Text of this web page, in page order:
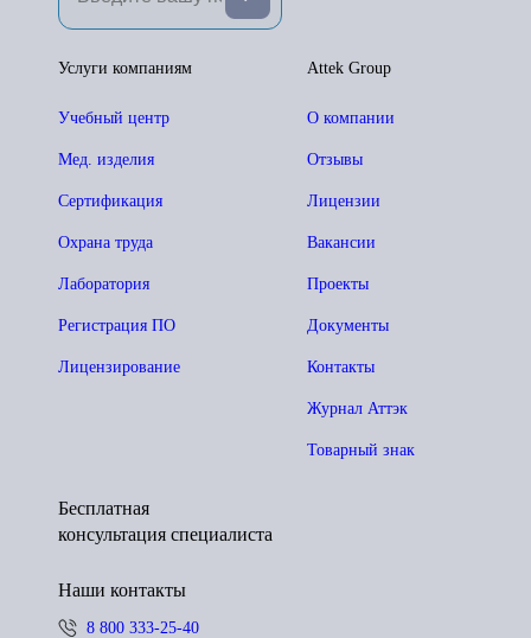
Attek Group
О компании
Отзывы
Лицензии
Вакансии
Проекты
Документы
Контакты
Журнал Аттэк
Товарный знак
Услуги компаниям
Учебный центр
Мед. изделия
Сертификация
Охрана труда
Лаборатория
Регистрация ПО
Лицензирование
Бесплатная
консультация специалиста
Наши контакты
8 800 333-25-40